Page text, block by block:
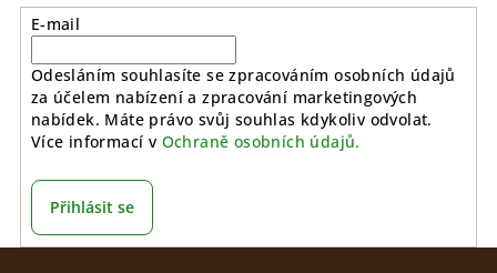
E-mail
Odesláním souhlasíte se zpracováním osobních údajů
za účelem nabízení a zpracování marketingových
nabídek. Máte právo svůj souhlas kdykoliv odvolat.
Více informací v Ochraně osobních údajů.
Přihlásit se